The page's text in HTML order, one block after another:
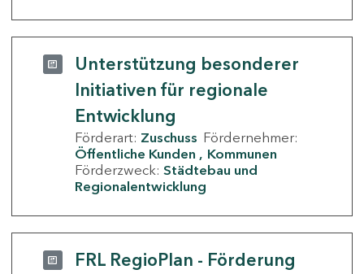
Unterstützung besonderer
Initiativen für regionale
Entwicklung
Förderart: Zuschuss Fördernehmer:
Öffentliche Kunden
Kommunen
Förderzweck: Städtebau und
Regionalentwicklung
FRL RegioPlan - Förderung